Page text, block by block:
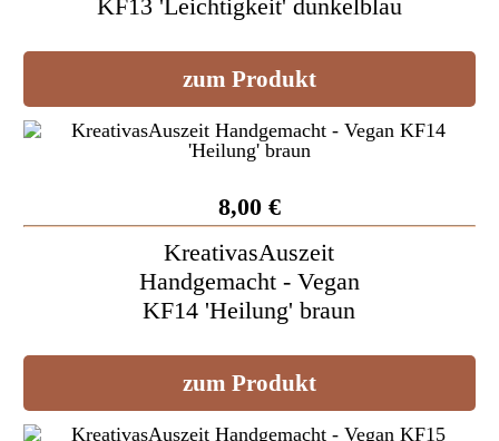
KF13 'Leichtigkeit' dunkelblau
zum Produkt
8,00 €
KreativasAuszeit
Handgemacht - Vegan
KF14 'Heilung' braun
zum Produkt